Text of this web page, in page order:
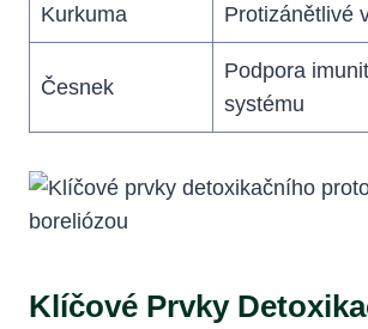
Kurkuma Protizánětlivé
Česnek
Podpora
systému
Klíčové ⁤prvky